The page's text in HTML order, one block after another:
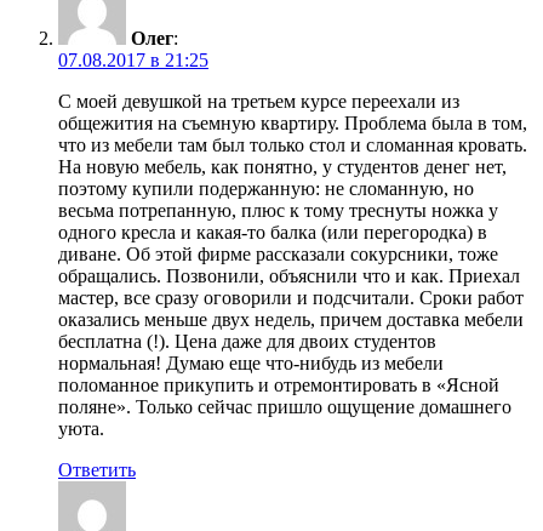
Олег:
07.08.2017 в 21:25
С моей девушкой на третьем курсе переехали из
общежития на съемную квартиру. Проблема была в том,
что из мебели там был только стол и сломанная кровать.
На новую мебель, как понятно, у студентов денег нет,
поэтому купили подержанную: не сломанную, но
весьма потрепанную, плюс к тому треснуты ножка у
одного кресла и какая-то балка (или перегородка) в
диване. Об этой фирме рассказали сокурсники, тоже
обращались. Позвонили, объяснили что и как. Приехал
мастер, все сразу оговорили и подсчитали. Сроки работ
оказались меньше двух недель, причем доставка мебели
бесплатна (!). Цена даже для двоих студентов
нормальная! Думаю еще что-нибудь из мебели
поломанное прикупить и отремонтировать в «Ясной
поляне». Только сейчас пришло ощущение домашнего
уюта.
Ответить